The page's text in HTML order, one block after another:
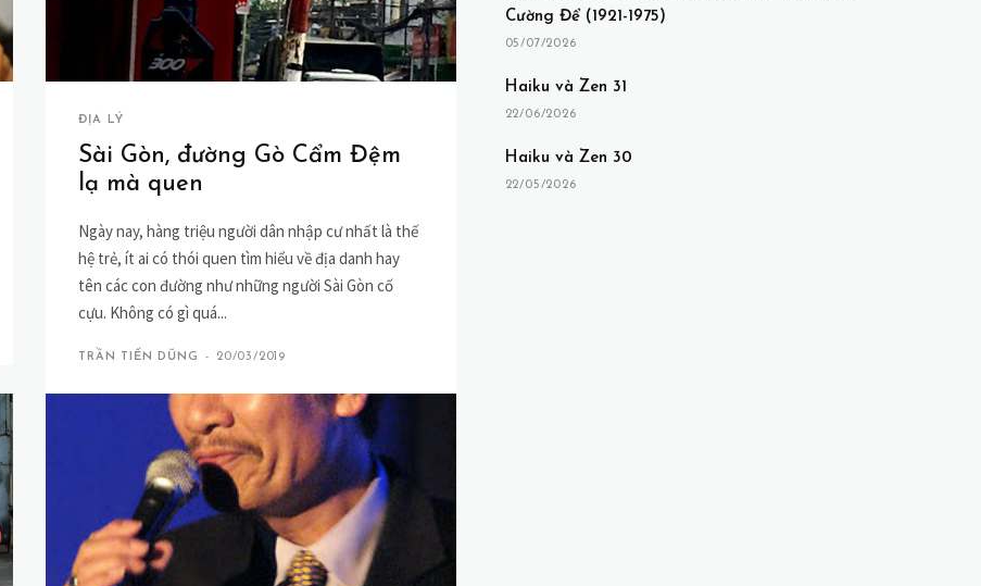
ĐỊA LÝ
Sài Gòn, đường Gò Cẩm Đệm
lạ mà quen
Ngày nay, hàng triệu người dân nhập cư nhất là thế
hệ trẻ, ít ai có thói quen tìm hiểu về địa danh hay
tên các con đường như những người Sài Gòn cố
cựu. Không có gì quá...
TRẦN TIẾN DŨNG - 20/03/2019
Cường Để (1921-1975)
05/07/2026
Haiku và Zen 31
22/06/2026
Haiku và Zen 30
22/05/2026